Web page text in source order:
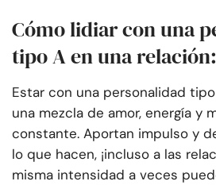
Cómo lidiar con una
tipo A en una
Estar con una personalidad
una mezcla de amor, energía y
constante. Aportan impulso y
lo que hacen, ¡incluso a las
misma intensidad a veces